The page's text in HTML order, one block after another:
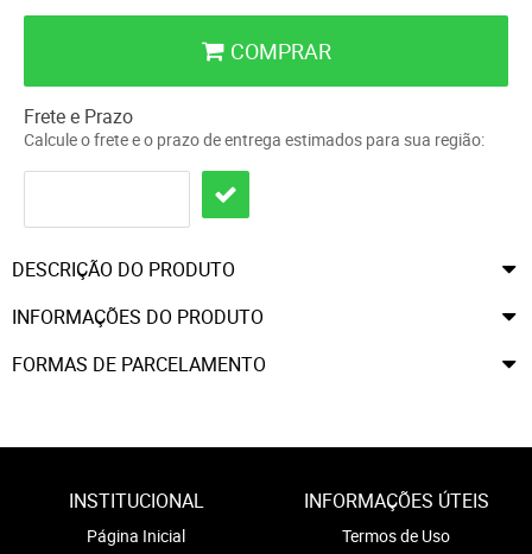
COMPRAR
Frete e Prazo
Calcule o frete e o prazo de entrega estimados para sua região:
DESCRIÇÃO DO PRODUTO
INFORMAÇÕES DO PRODUTO
FORMAS DE PARCELAMENTO
INSTITUCIONAL
Página Inicial
INFORMAÇÕES ÚTEIS
Termos de Uso